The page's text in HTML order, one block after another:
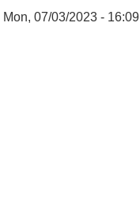
Mon, 07/03/2023 - 16:09